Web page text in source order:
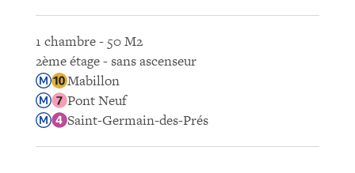
1 chambre - 50 M2
2ème étage - sans ascenseur
Mabillon
Pont Neuf
Saint-Germain-des-Prés